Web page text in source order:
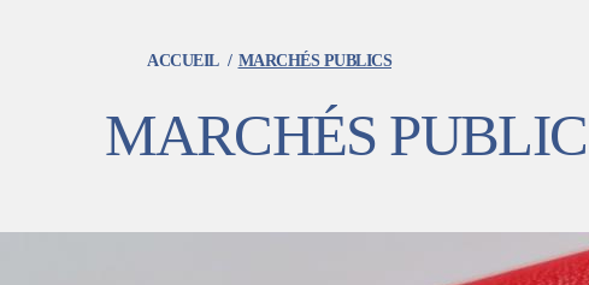
ACCUEIL MARCHÉS PUBLICS
MARCHÉS